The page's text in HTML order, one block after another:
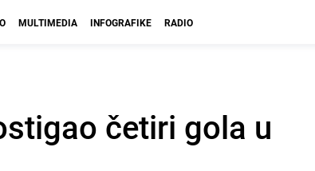
MULTIMEDIA INFOGRAFIKE RADIO
četiri gola u